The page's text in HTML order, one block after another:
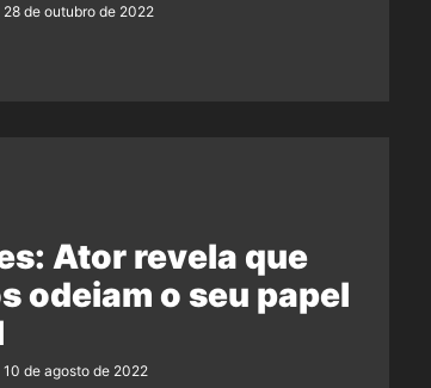
28 de outubro de 2022
Ator revela que
odeiam o seu papel
10 de agosto de 2022